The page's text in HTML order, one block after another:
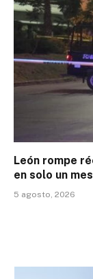
León rompe
en solo un mes
5 agosto, 2026